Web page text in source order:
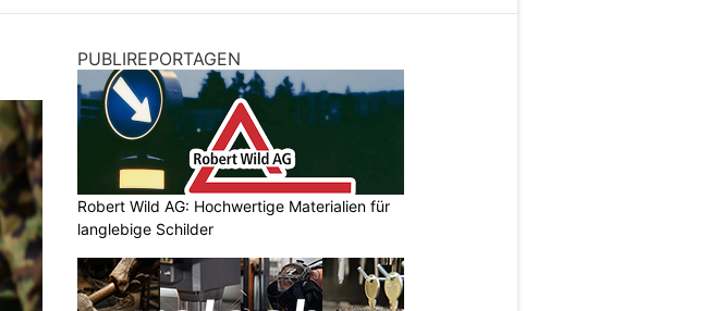
PUBLIREPORTAGEN
Robert Wild AG: Hochwertige Materialien für
langlebige Schilder